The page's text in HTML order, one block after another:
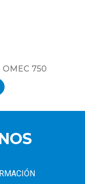
750